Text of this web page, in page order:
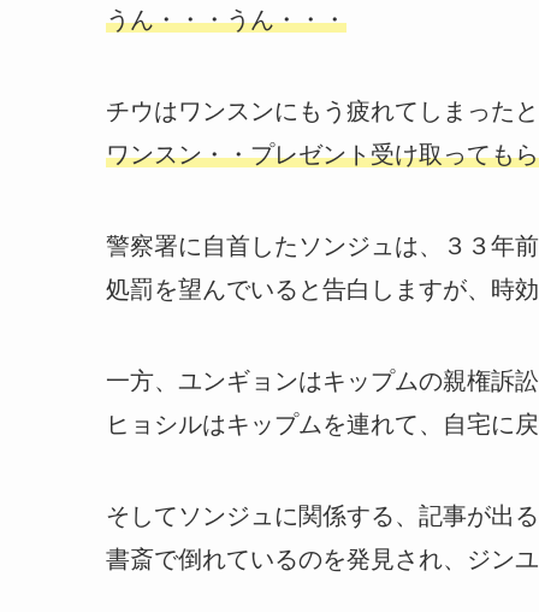
うん・・・うん・・・
チウはワンスンにもう疲れてしまった
ワンスン・・プレゼント受け取っても
警察署に自首したソンジュは、３３年
処罰を望んでいると告白しますが、時
一方、ユンギョンはキップムの親権訴
ヒョシルはキップムを連れて、自宅に
そしてソンジュに関係する、記事が出
書斎で倒れているのを発見され、ジン